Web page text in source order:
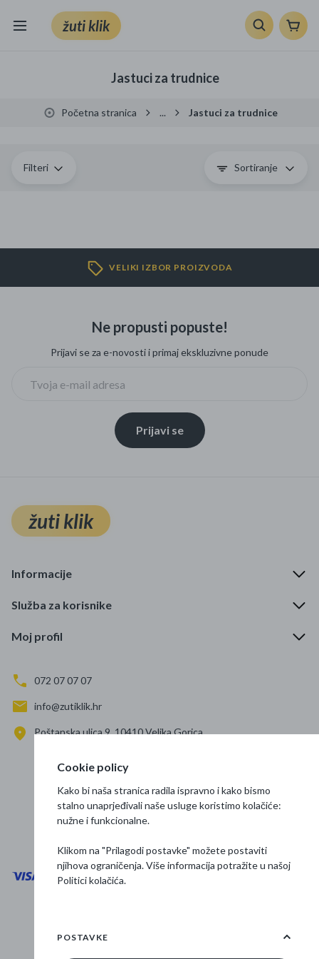
žuti klik
TV, audio i foto
Sport i slobodno vrijeme
Čišćenje zaliha
Kišobrani akcija
Ograničena cijena
Najpopularniji proizvodi
Roba s greškom
Jastuci za trudnice
Početna stranica ... Jastuci za trudnice
Filteri Sortiranje
VELIKI IZBOR PROIZVODA
Ne propusti popuste!
Prijavi se za e-novosti i primaj ekskluzivne ponude
Prijavi se
žuti klik
Informacije
Služba za korisnike
Moj profil
072 07 07 07
info@zutiklik.hr
Poštanska ulica 9, 10410 Velika Gorica
Prati nas
Osnovne informacije
Cookie policy
Kako bi naša stranica radila ispravno i kako bismo
stalno unaprjeđivali naše usluge koristimo kolačiće:
nužne i funkcionalne.
Klikom na "Prilagodi postavke" možete postaviti
njihova ograničenja. Više informacija potražite u našoj
Politici kolačića.
POSTAVKE